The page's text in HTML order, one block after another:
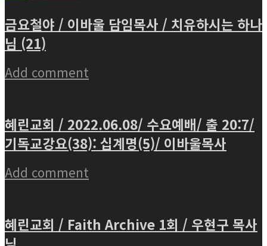
금요철야 / 이바울 담임목사 / 치유하시는 하나
님 (21)
Add comment
혜린교회 / 2022.06.08/ 수요예배/ 출 20:7/
기독교강요(38): 십계명(5)/ 이바울목사
Add comment
혜린교회 / Faith Archive 1회 / 우현구 목사